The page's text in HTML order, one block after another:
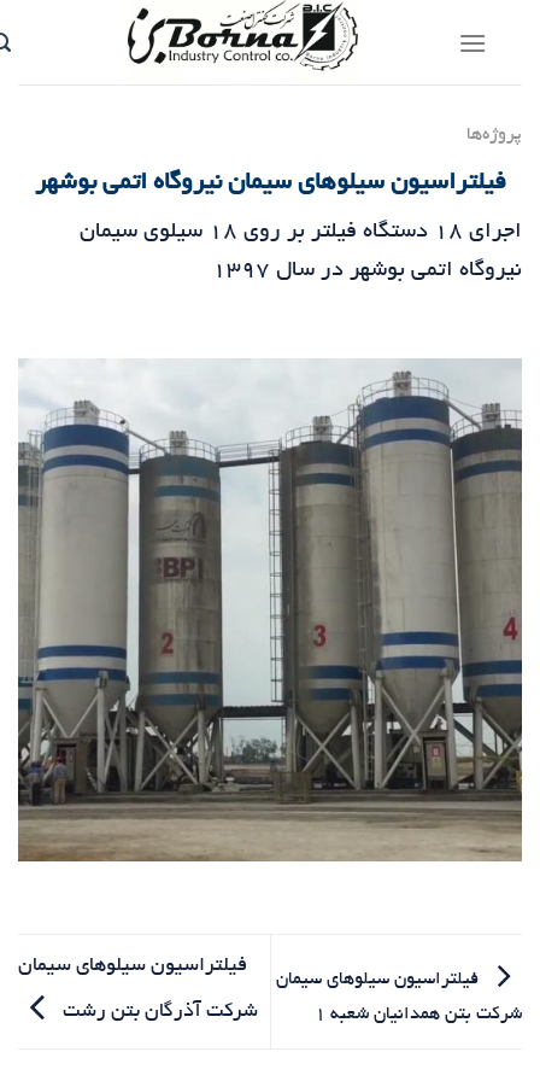
پروژه‌ها
فیلتراسیون سیلوهای سیمان نیروگاه اتمی بوشهر
اجرای ۱۸ دستگاه فیلتر بر روی ۱۸ سیلوی سیمان
نیروگاه اتمی بوشهر در سال ۱۳۹۷
فیلتراسیون سیلوهای سیمان
شرکت بتن همدانیان شعبه ۱
فیلتراسیون سیلوهای سیمان
شرکت آذرگان بتن رشت